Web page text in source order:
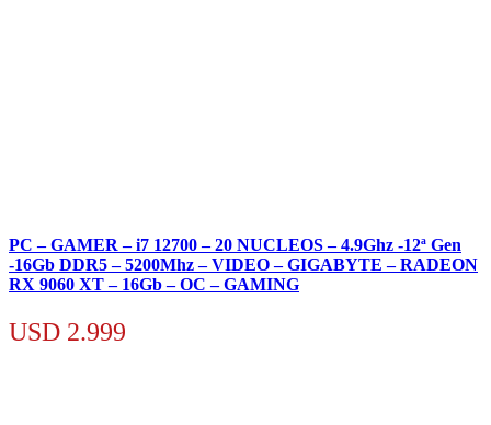
PC – GAMER – i7 12700 – 20 NUCLEOS – 4.9Ghz -12ª Gen
-16Gb DDR5 – 5200Mhz – VIDEO – GIGABYTE – RADEON
RX 9060 XT – 16Gb – OC – GAMING
USD 2.999